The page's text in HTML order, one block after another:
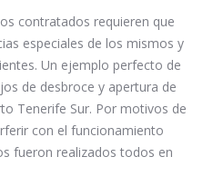
contratados requieren que
especiales de los mismos y
Un ejemplo perfecto de
de desbroce y apertura de
Tenerife Sur. Por motivos de
con el funcionamiento
fueron realizados todos en